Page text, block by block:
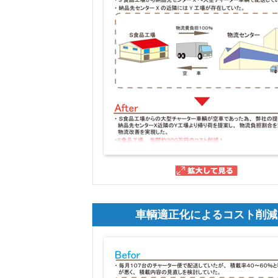
車輌適正化によるコスト削減